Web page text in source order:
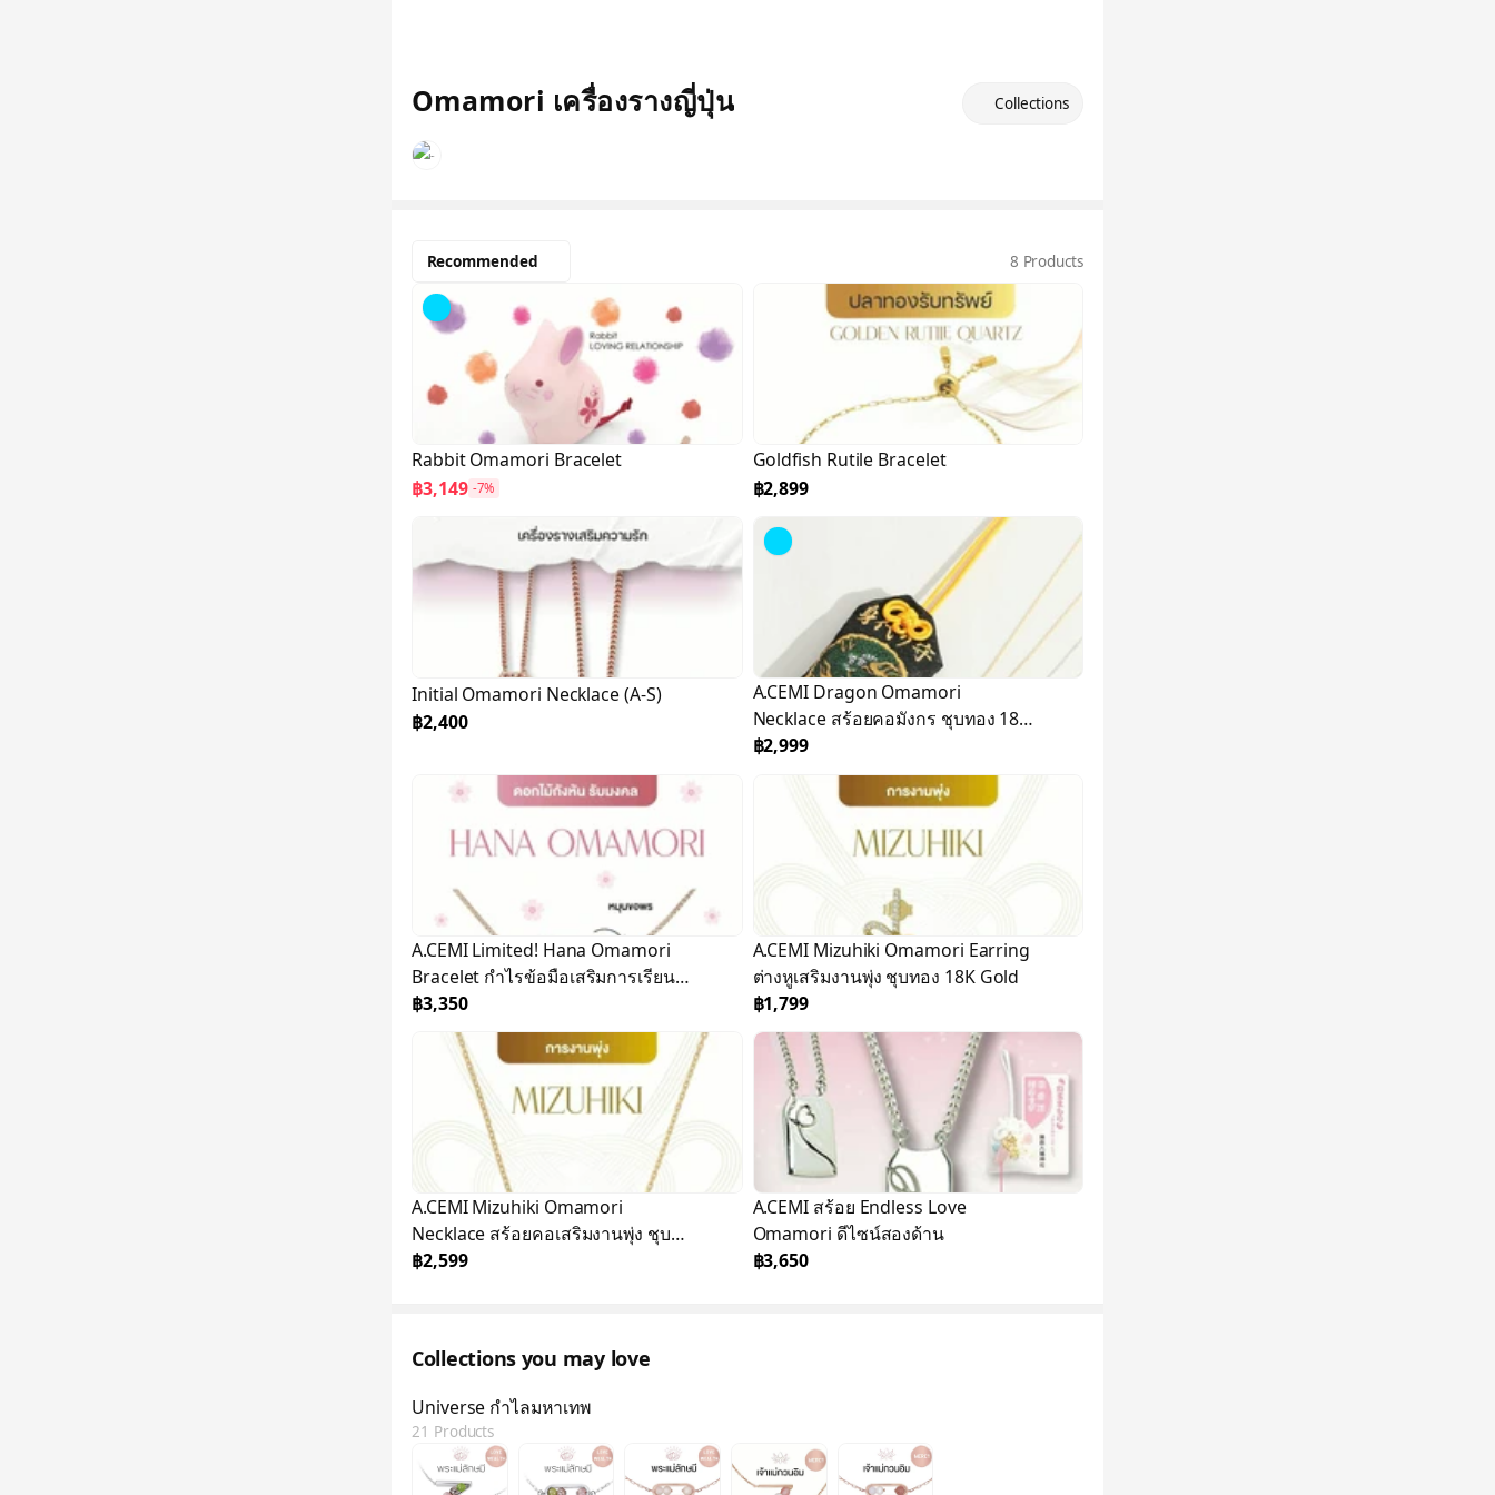
Omamori เครื่องรางญี่ปุ่น Collections
Recommended 8 Products
Rabbit Omamori Bracelet
฿3,149 -7%
Goldfish Rutile Bracelet
฿2,899
Initial Omamori Necklace (A-S)
฿2,400
A.CEMI Dragon Omamori
Necklace สร้อยคอมังกร ชุบทอง 18K
White Gold
฿2,999
￼A.CEMI Limited! Hana Omamori
Bracelet กำไรข้อมือเสริมการเรียน
ชุบทอง 18K Rose Gold
฿3,350
￼A.CEMI Mizuhiki Omamori Earring
ต่างหูเสริมงานพุ่ง ชุบทอง 18K Gold
฿1,799
￼A.CEMI Mizuhiki Omamori
Necklace สร้อยคอเสริมงานพุ่ง ชุบ
ทอง 18K Gold
฿2,599
A.CEMI สร้อย Endless Love
Omamori ดีไซน์สองด้าน
฿3,650
Collections you may love
Universe กําไลมหาเทพ
21 Products